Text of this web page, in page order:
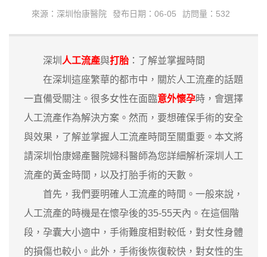
來源：深圳怡康醫院 發布日期：06-05 訪問量：532
深圳 人工流產與打胎 ：了解並掌握時間
在深圳這座繁華的都市中，關於人工流產的話題
一直備受關注。很多女性在面臨意外懷孕時，會選擇
人工流產作為解決方案。然而，要想確保手術的安全
與效果，了解並掌握人工流產時間至關重要。本文將
請深圳怡康婦產醫院婦科醫師為您詳細解析深圳人工
流產的黃金時間，以及打胎手術的天數。
首先，我們要明確人工流產的時間。一般來說，
人工流產的時機是在懷孕後的35-55天內。在這個階
段，孕囊大小適中，手術難度相對較低，對女性身體
的損傷也較小。此外，手術後恢復較快，對女性的生